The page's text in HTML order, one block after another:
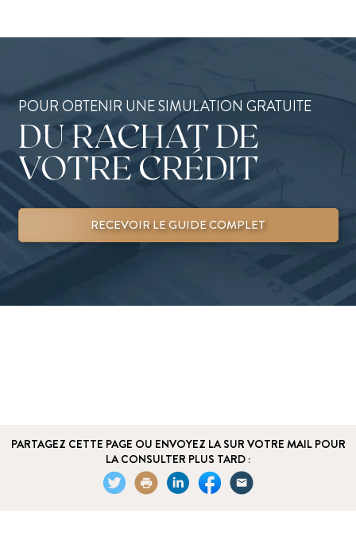
POUR OBTENIR UNE SIMULATION GRATUITE
DU RACHAT DE
VOTRE CRÉDIT
RECEVOIR LE GUIDE COMPLET
PARTAGEZ CETTE PAGE OU ENVOYEZ LA SUR VOTRE MAIL POUR
LA CONSULTER PLUS TARD :